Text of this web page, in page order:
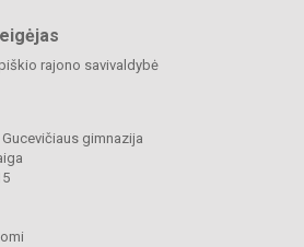
rajono savivaldybė
gimnazija